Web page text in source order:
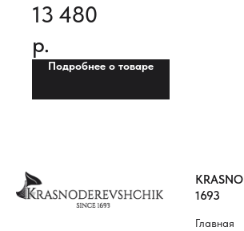
13 480
р.
Подробнее о товаре
1693
Главная